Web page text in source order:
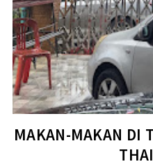
MAKAN-MAKAN DI